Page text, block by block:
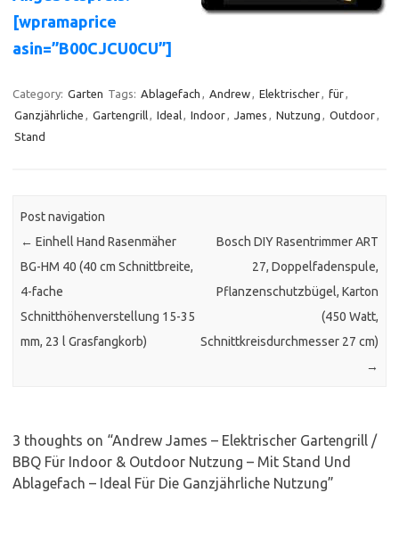
[wpramaprice
asin=”B00CJCU0CU”]
Category: Garten Tags: Ablagefach , Andrew, Elektrischer, für,
Ganzjährliche , Gartengrill, Ideal, Indoor, James , Nutzung , Outdoor,
Stand
Post navigation
← Einhell Hand Rasenmäher
BG-HM 40 (40 cm Schnittbreite,
4-fache
Schnitthöhenverstellung 15-35
mm, 23 l Grasfangkorb)
Bosch DIY Rasentrimmer ART
27, Doppelfadenspule,
Pflanzenschutzbügel, Karton
(450 Watt,
Schnittkreisdurchmesser 27 cm)
→
3 thoughts on “Andrew James – Elektrischer Gartengrill /
BBQ Für Indoor & Outdoor Nutzung – Mit Stand Und
Ablagefach – Ideal Für Die Ganzjährliche Nutzung”